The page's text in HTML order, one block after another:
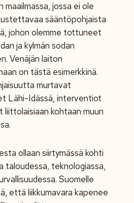
jossa ei ole
sääntöpohjaista
johon olemme tottuneet
ja kylmän sodan
Venäjän laiton
on tästä esimerkkinä.
murtavat
Lähi-Idässä, interventiot
liittolaisiaan kohtaan muun
ollaan siirtymässä kohti
taloudessa, teknologiassa,
Suomelle
että liikkumavara kapenee